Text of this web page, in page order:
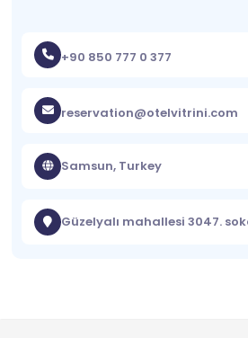
+90 850 777 0 377
reservation@otelvitrini.com
Samsun, Turkey
Güzelyalı mahallesi 3047.